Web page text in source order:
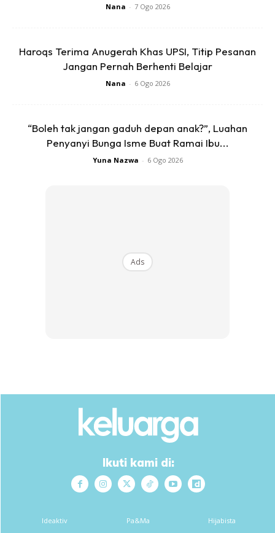
mendapati kanak-kanak yang berumur 8 bulan boleh
gesa. Baki 0.01% pula mempunyai masalah penglihatan,
tetapi apabila mendengar suara ibu, mereka mula
Nana - 7 Ogo 2026
Haroqs Terima Anugerah Khas UPSI, Titip Pesanan
Jangan Pernah Berhenti Belajar
Nana - 6 Ogo 2026
“Boleh tak jangan gaduh depan anak?”, Luahan
Penyanyi Bunga Isme Buat Ramai Ibu...
Yuna Nazwa - 6 Ogo 2026
Ads
Ikuti kami di:
Ideaktiv Pa&Ma Hijabista